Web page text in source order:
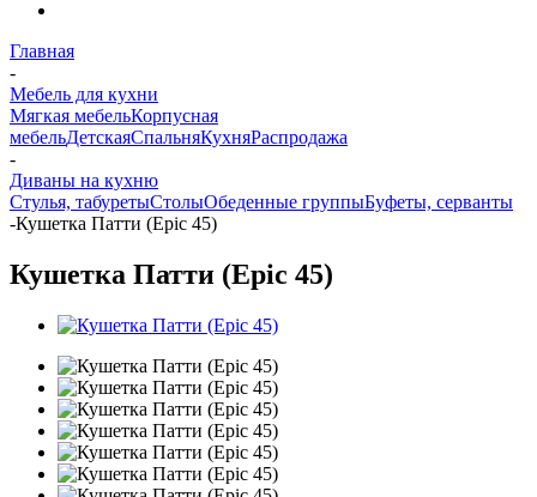
Главная
-
Мебель для кухни
Мягкая мебельКорпусная
мебельДетскаяСпальняКухняРаспродажа
-
Диваны на кухню
Стулья, табуретыСтолыОбеденные группыБуфеты, серванты
-Кушетка Патти (Epic 45)
Кушетка Патти (Epic 45)